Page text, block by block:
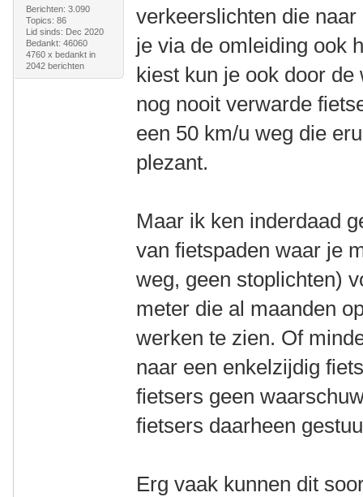
Berichten: 3.090
Topics: 86
Lid sinds: Dec 2020
Bedankt: 46060
4760 x bedankt in
2042 berichten
verkeerslichten die
je via de omleiding ook
kiest kun je ook door
nog nooit verwarde
een 50 km/u weg die
plezant.
Maar ik ken inderdaad
van fietspaden waar je
weg, geen stoplichten)
meter die al maanden
werken te zien. Of
naar een enkelzijdig
fietsers geen
fietsers daarheen
Erg vaak kunnen dit